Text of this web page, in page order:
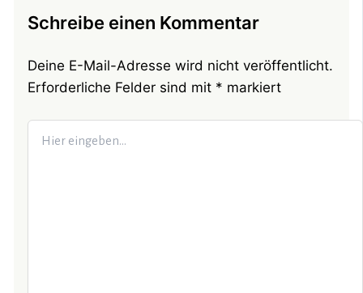
Schreibe einen Kommentar
Deine E-Mail-Adresse wird nicht veröffentlicht.
Erforderliche Felder sind mit * markiert
Hier
eingeben…